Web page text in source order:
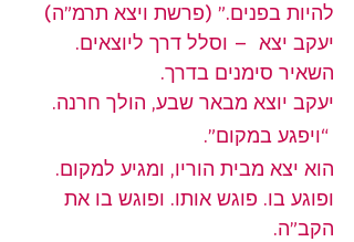
להיות בפנים.” (פרשת ויצא תרמ”ה)
יעקב יצא  – וסלל דרך ליוצאים.
השאיר סימנים בדרך.
יעקב יוצא מבאר שבע, הולך חרנה.
“ויפגע במקום”.
הוא יצא מבית הוריו, ומגיע למקום.
ופוגע בו. פוגש אותו. ופוגש בו את
הקב”ה.